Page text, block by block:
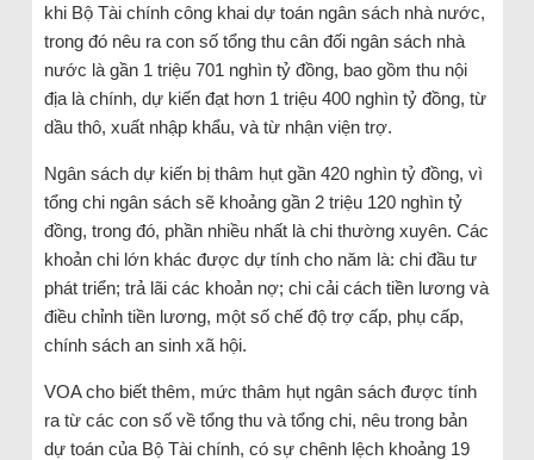
khi Bộ Tài chính công khai dự toán ngân sách nhà nước,
trong đó nêu ra con số tổng thu cân đối ngân sách nhà
nước là gần 1 triệu 701 nghìn tỷ đồng, bao gồm thu nội
địa là chính, dự kiến đạt hơn 1 triệu 400 nghìn tỷ đồng, từ
dầu thô, xuất nhập khẩu, và từ nhận viện trợ.
Ngân sách dự kiến bị thâm hụt gần 420 nghìn tỷ đồng, vì
tổng chi ngân sách sẽ khoảng gần 2 triệu 120 nghìn tỷ
đồng, trong đó, phần nhiều nhất là chi thường xuyên. Các
khoản chi lớn khác được dự tính cho năm là: chi đầu tư
phát triển; trả lãi các khoản nợ; chi cải cách tiền lương và
điều chỉnh tiền lương, một số chế độ trợ cấp, phụ cấp,
chính sách an sinh xã hội.
VOA cho biết thêm, mức thâm hụt ngân sách được tính
ra từ các con số về tổng thu và tổng chi, nêu trong bản
dự toán của Bộ Tài chính, có sự chênh lệch khoảng 19